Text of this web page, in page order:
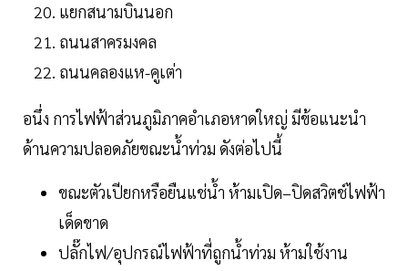
แยกสนามบินนอก
ถนนสาครมงคล
ถนนคลองแห-คูเต่า
อนึ่ง การไฟฟ้าส่วนภูมิภาคอำเภอหาดใหญ่ มีข้อแนะนำ
ด้านความปลอดภัยขณะน้ำท่วม ดังต่อไปนี้
ขณะตัวเปียกหรือยืนแช่น้ำ ห้ามเปิด–ปิดสวิตช์ไฟฟ้า
เด็ดขาด
ปลั๊กไฟ/อุปกรณ์ไฟฟ้าที่ถูกน้ำท่วม ห้ามใช้งาน